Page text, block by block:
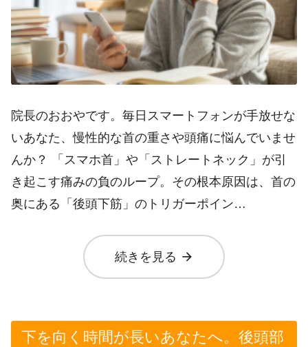
院長のおおやです。毎日スマートフォンが手放せな
いあなた、慢性的な首の重さや頭痛に悩んでいませ
んか？ 「スマホ首」や「ストレートネック」が引
き起こす痛みの負のループ。その根本原因は、首の
奥にある「後頭下筋」のトリガーポイン…
続きを見る arrow_forward
下を向く時間が長いあなたへ。後頭部